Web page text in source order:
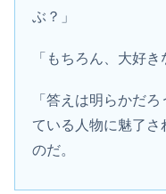
ぶ？」
「もちろん、大好
「答えは明らかだ
ている人物に魅了さ
のだ。